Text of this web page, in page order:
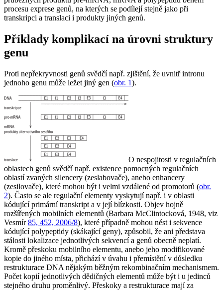
procesu exprese genů, na kterých se podílejí stejně jako při
transkripci a translaci i produkty jiných genů.
Příklady komplikací na úrovni struktury
genu
Proti nepřekryvnosti genů svědčí např. zjištění, že uvnitř intronu
jednoho genu může ležet jiný gen (obr. 1).
O nespojitosti v regulačních
oblastech genů svědčí např. existence pomocných regulačních
oblastí zvaných silencery (zeslabovače), anebo enhancery
(zesilovače), které mohou být i velmi vzdálené od promotorů (obr.
2). Často se ale regulační elementy vyskytují např. i v oblasti
kódující primární transkript a v její blízkosti. Objev hojně
rozšířených mobilních elementů (Barbara McClintocková, 1948, viz
Vesmír85, 452, 2006/8), které případně mohou nést i sekvence
kódující polypeptidy (skákající geny), způsobil, že ani představa
stálosti lokalizace jednotlivých sekvencí a genů obecně neplatí.
Kromě přeskoku mobilního elementu, anebo jeho modifikované
kopie do jiného místa, přichází v úvahu i přemístění v důsledku
restrukturace DNA nějakým běžným rekombinačním mechanismem.
Počet kopií jednotlivých dědičných elementů může být i u jedinců
stejného druhu proměnlivý. Přeskoky a restrukturace mají za